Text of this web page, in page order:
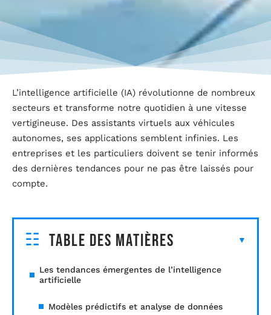
L’intelligence artificielle (IA) révolutionne de nombreux
secteurs et transforme notre quotidien à une vitesse
vertigineuse. Des assistants virtuels aux véhicules
autonomes, ses applications semblent infinies. Les
entreprises et les particuliers doivent se tenir informés
des dernières tendances pour ne pas être laissés pour
compte.
Table des matières
Les tendances émergentes de l’intelligence
artificielle
Modèles prédictifs et analyse de données